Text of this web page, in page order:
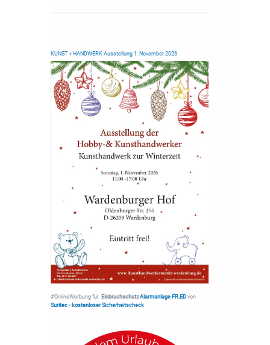
KUNST + HANDWERK Ausstellung 1. November 2026
#OnlineWerbung für Einbruchschutz Alarmanlage FR.ED von
Suritec• kostenloser Sicherheitscheck